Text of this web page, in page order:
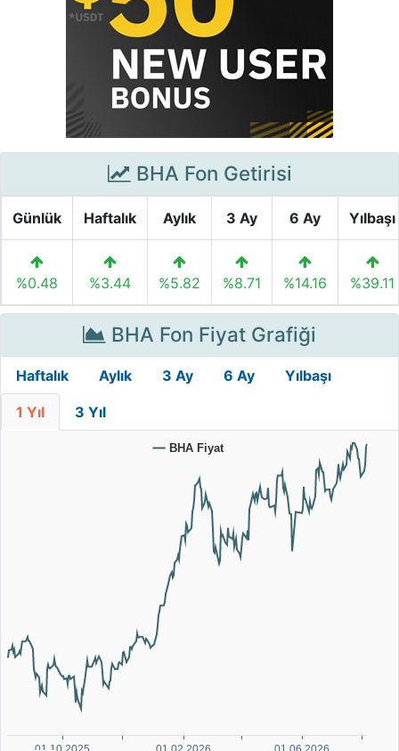
BHA Fon Getirisi
Günlük Haftalık Aylık 3 Ay 6 Ay Yılbaşı
%0.48 %3.44 %5.82 %8.71 %14.16 %39.11
BHA Fon Fiyat Grafiği
Haftalık Aylık 3 Ay 6 Ay Yılbaşı
1 Yıl 3 Yıl